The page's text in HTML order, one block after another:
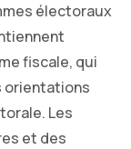
électoraux
fiscale, qui
orientations
Les
et des